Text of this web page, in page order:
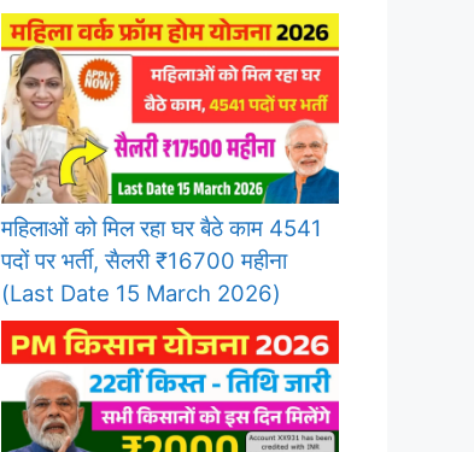
महिलाओं को मिल रहा घर बैठे काम 4541
पदों पर भर्ती, सैलरी ₹16700 महीना
(Last Date 15 March 2026)